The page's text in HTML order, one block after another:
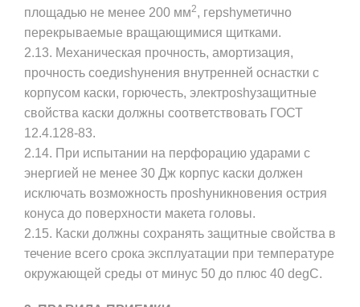
площадью не менее 200 мм2, герshyметично
перекрываемые вращающимися щитками.
2.13. Механическая прочность, амортизация,
прочность соедиshyнения внутренней оснастки с
корпусом каски, горючесть, электроshyзащитные
свойства каски должны соответствовать ГОСТ
12.4.128-83.
2.14. При испытании на перфорацию ударами с
энергией не менее 30 Дж корпус каски должен
исключать возможность проshyникновения острия
конуса до поверхности макета головы.
2.15. Каски должны сохранять защитные свойства в
течение всего срока эксплуатации при температуре
окружающей среды от минус 50 до плюс 40 degС.